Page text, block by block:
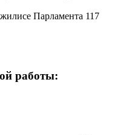
Парламента 117
работы: